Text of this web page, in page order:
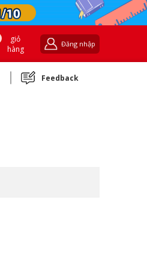
giỏ
hàng
Đăng nhập
Feedback